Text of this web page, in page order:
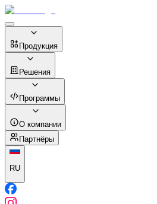
Продукция
Решения
Программы
О компании
Партнёры
RU